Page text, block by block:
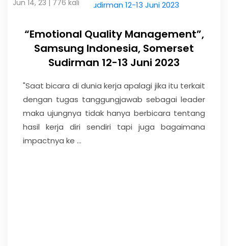
Jun 14, 23 | 776 kali
“Emotional Quality Management”,
Samsung Indonesia, Somerset
Sudirman 12-13 Juni 2023
"Saat bicara di dunia kerja apalagi jika itu terkait
dengan tugas tanggungjawab sebagai leader
maka ujungnya tidak hanya berbicara tentang
hasil kerja diri sendiri tapi juga bagaimana
impactnya ke ...